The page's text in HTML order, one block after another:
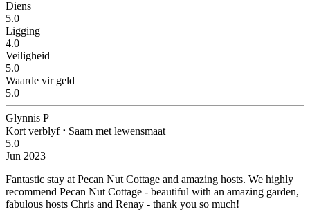
Diens
5.0
Ligging
4.0
Veiligheid
5.0
Waarde vir geld
5.0
Glynnis P
Kort verblyf ⋅ Saam met lewensmaat
5.0
Jun 2023
Fantastic stay at Pecan Nut Cottage and amazing hosts. We highly
recommend Pecan Nut Cottage - beautiful with an amazing garden,
fabulous hosts Chris and Renay - thank you so much!